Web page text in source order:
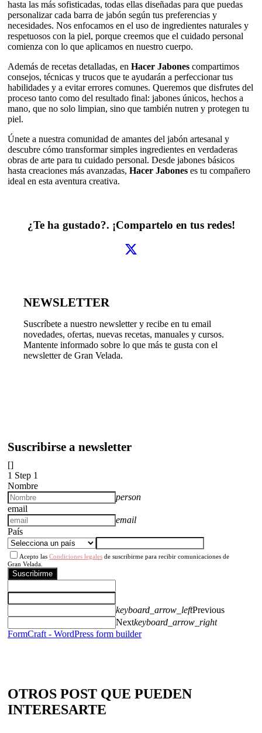
hasta las más sofisticadas, todas ellas diseñadas para que puedas
personalizar cada barra de jabón según tus preferencias y
necesidades. Nos enfocamos en el uso de ingredientes naturales y
respetuosos con la piel, porque creemos que el cuidado personal
comienza con lo que aplicamos en nuestro cuerpo.
Además de recetas detalladas, en Hacer Jabones compartimos
consejos, técnicas y trucos que te ayudarán a perfeccionar tus
habilidades y a evitar errores comunes. Queremos que disfrutes del
proceso tanto como del resultado final: jabones únicos, hechos a
mano, que no solo limpian, sino que también nutren y protegen tu
piel.
Únete a nuestra comunidad de amantes del jabón artesanal y
descubre cómo transformar simples ingredientes en verdaderas
obras de arte para tu cuidado personal. Desde jabones básicos
hasta creaciones más avanzadas, Hacer Jabones es tu compañero
ideal en esta aventura creativa.
¿Te ha gustado?. ¡Compartelo en tus redes!
NEWSLETTER
Suscríbete a nuestro newsletter y recibe en tu email
novedades, ofertas, nuevas recetas, manuales y cursos.
Mantente informado sobre lo que más te gusta con el
newsletter de Gran Velada.
Suscribirse a newsletter
[]
1 Step 1
Nombre
person
email
email
País
Acepto las Condiciones legales de suscribirme para recibir comunicaciones de
Gran Velada.
Suscribirme
keyboard_arrow_leftPrevious
Nextkeyboard_arrow_right
FormCraft - WordPress form builder
OTROS POST QUE PUEDEN
INTERESARTE